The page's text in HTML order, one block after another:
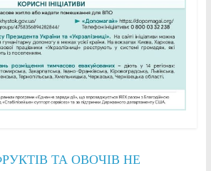
ТА ОВОЧІВ НЕ